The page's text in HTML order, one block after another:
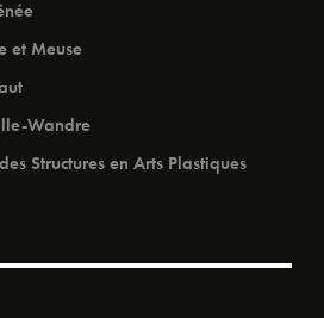
et Meuse
Wandre
Structures en Arts Plastiques